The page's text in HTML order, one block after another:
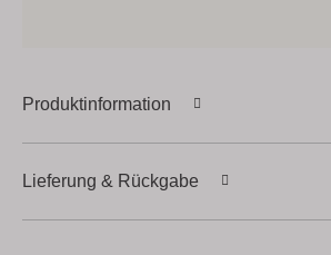
Produktinformation
Lieferung & Rückgabe